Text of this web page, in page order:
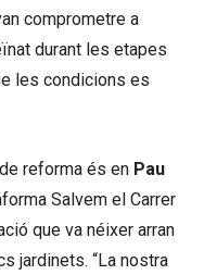
comprometre a
durant les etapes
les condicions es
reforma és en Pau
Salvem el Carrer
que va néixer arran
jardinets. “La nostra